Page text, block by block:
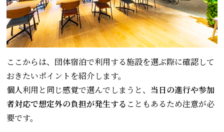
ここからは、団体宿泊で利用する施設を選ぶ際に確認して
おきたいポイントを紹介します。
個人利用と同じ感覚で選んでしまうと、 当日の進行や参加
者対応で想定外の負担が発生する こともあるため注意が必
要です。